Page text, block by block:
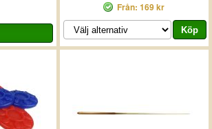
Från: 169 kr